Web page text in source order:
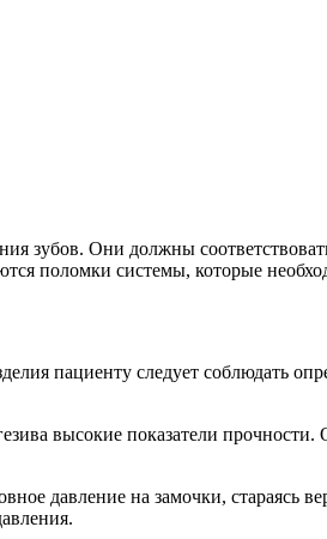
зубов. Они должны
поломки системы, которые
пациенту следует соблюдать
высокие показатели
давление на замочки, стараясь